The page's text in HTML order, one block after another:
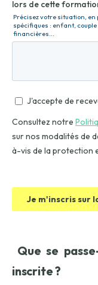
Que se
inscrite ?